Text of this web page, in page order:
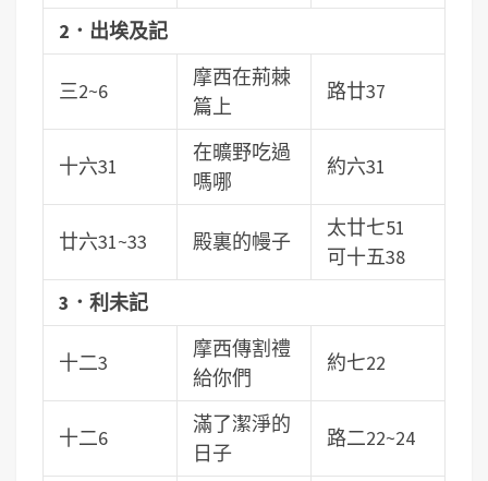
2．出埃及記
三2~6
摩西在荊棘
篇上
路廿37
十六31
在曠野吃過
嗎哪
約六31
廿六31~33 殿裏的幔子
太廿七51
可十五38
3．利未記
十二3
摩西傳割禮
給你們
約七22
十二6
滿了潔淨的
日子
路二22~24